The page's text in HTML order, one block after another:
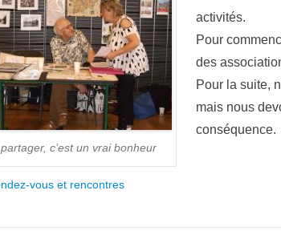
c’est un vrai bonheur
activités.
Pour
des
Pour la suite,
mais nous
conséquence.
vous et rencontres